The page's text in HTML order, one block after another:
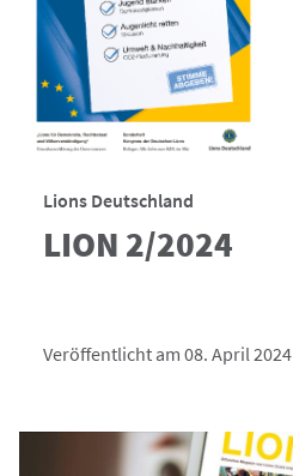
Lions Deutschland
LION 2/2024
Veröffentlicht am 08. April 2024